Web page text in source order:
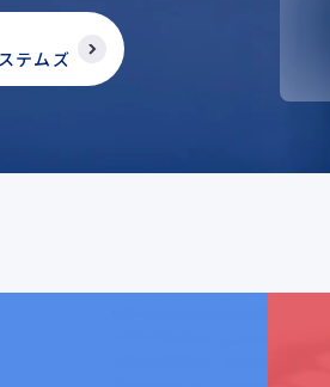
テムズ